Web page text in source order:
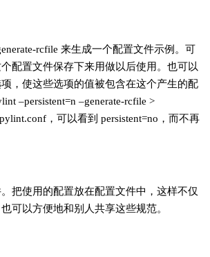
rcfile 来生成一个配置文件示例。可
配置文件保存下来用做以后使用。也可以
，使这些选项的值被包含在这个产生的配
–persistent=n –generate-rcfile >
，可以看到 persistent=no，而不再
把使用的配置放在配置文件中，这样不仅
可以方便地和别人共享这些规范。